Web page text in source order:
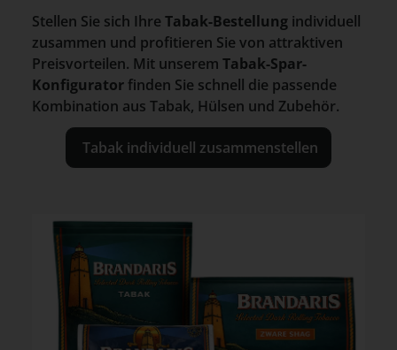
Stellen Sie sich Ihre Tabak-Bestellung individuell
zusammen und profitieren Sie von attraktiven
Preisvorteilen. Mit unserem Tabak-Spar-
Konfigurator finden Sie schnell die passende
Kombination aus Tabak, Hülsen und Zubehör.
Tabak individuell zusammenstellen